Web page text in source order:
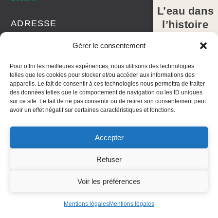
Gérer le consentement
Pour offrir les meilleures expériences, nous utilisons des technologies
telles que les cookies pour stocker et/ou accéder aux informations des
appareils. Le fait de consentir à ces technologies nous permettra de traiter
des données telles que le comportement de navigation ou les ID uniques
sur ce site. Le fait de ne pas consentir ou de retirer son consentement peut
avoir un effet négatif sur certaines caractéristiques et fonctions.
Accepter
Refuser
Voir les préférences
Mentions légalesMentions légales
ADRESSE
IMREDD – Université Côte
9 rue Julien Lauprêtre
06200 Nice
Ce site a été créé par le service Animation et Diffusion de
L’eau dans
l’histoire
sociétaux,
juridiques
et politiques
NICE, LES 25
2027